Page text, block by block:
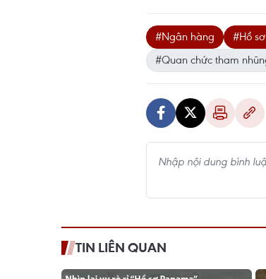
#Ngân hàng #Hồ
#Quan chức tham
TIN LIÊN QUAN